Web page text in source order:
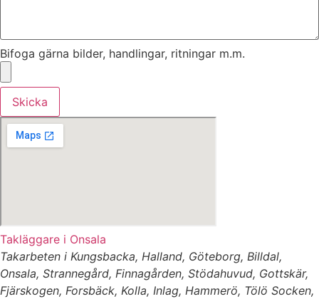
Bifoga gärna bilder, handlingar, ritningar m.m.
Skicka
Takläggare i Onsala
Takarbeten i Kungsbacka, Halland, Göteborg, Billdal,
Onsala, Strannegård, Finnagården, Stödahuvud, Gottskär,
Fjärskogen, Forsbäck, Kolla, Inlag, Hammerö, Tölö Socken,